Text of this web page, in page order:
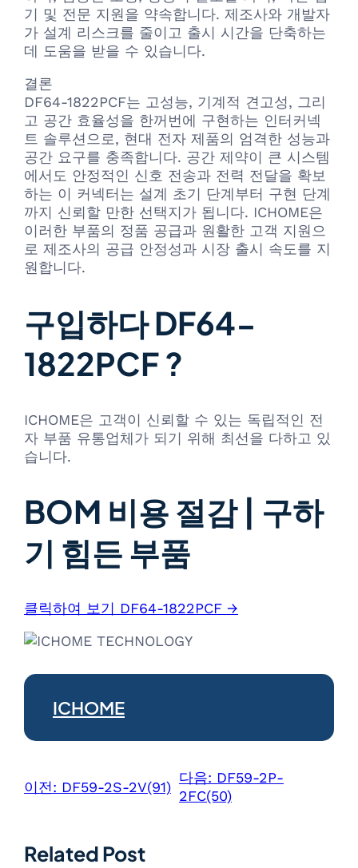
기 및 전문 지원을 약속합니다. 제조사와 개발자
가 설계 리스크를 줄이고 출시 시간을 단축하는
데 도움을 받을 수 있습니다.
결론
DF64-1822PCF는 고성능, 기계적 견고성, 그리
고 공간 효율성을 한꺼번에 구현하는 인터커넥
트 솔루션으로, 현대 전자 제품의 엄격한 성능과
공간 요구를 충족합니다. 공간 제약이 큰 시스템
에서도 안정적인 신호 전송과 전력 전달을 확보
하는 이 커넥터는 설계 초기 단계부터 구현 단계
까지 신뢰할 만한 선택지가 됩니다. ICHOME은
이러한 부품의 정품 공급과 원활한 고객 지원으
로 제조사의 공급 안정성과 시장 출시 속도를 지
원합니다.
구입하다 DF64-
1822PCF ?
ICHOME은 고객이 신뢰할 수 있는 독립적인 전
자 부품 유통업체가 되기 위해 최선을 다하고 있
습니다.
BOM 비용 절감 | 구하
기 힘든 부품
클릭하여 보기 DF64-1822PCF →
ICHOME
이전: DF59-2S-2V(91)
다음: DF59-2P-
2FC(50)
Related Post